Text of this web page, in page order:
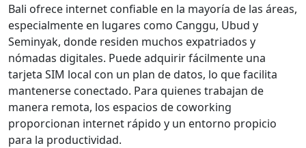
Bali ofrece internet confiable en la mayoría de las áreas,
especialmente en lugares como Canggu, Ubud y
Seminyak, donde residen muchos expatriados y
nómadas digitales. Puede adquirir fácilmente una
tarjeta SIM local con un plan de datos, lo que facilita
mantenerse conectado. Para quienes trabajan de
manera remota, los espacios de coworking
proporcionan internet rápido y un entorno propicio
para la productividad.